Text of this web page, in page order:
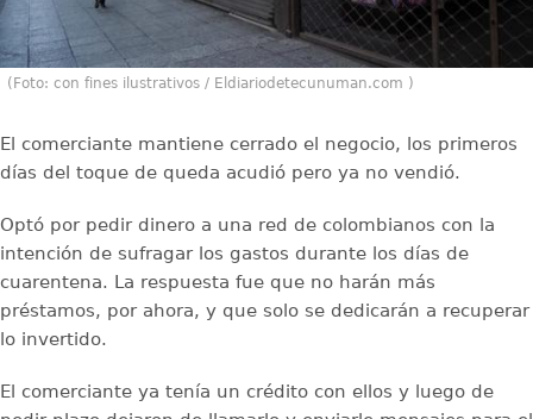
(Foto: con fines ilustrativos / Eldiariodetecunuman.com )
El comerciante mantiene cerrado el negocio, los primeros
días del toque de queda acudió pero ya no vendió.
Optó por pedir dinero a una red de colombianos con la
intención de sufragar los gastos durante los días de
cuarentena. La respuesta fue que no harán más
préstamos, por ahora, y que solo se dedicarán a recuperar
lo invertido.
El comerciante ya tenía un crédito con ellos y luego de